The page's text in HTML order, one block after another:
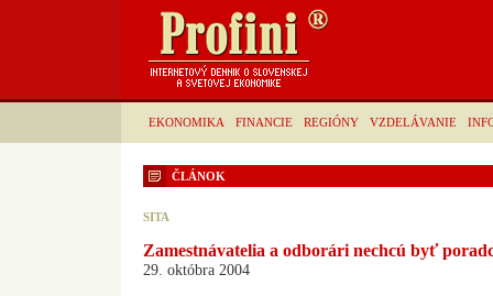
EKONOMIKA FINANCIE REGIÓNY VZDELÁVANIE
ČLÁNOK
SITA
Zamestnávatelia a odborári nechcú byť
29. októbra 2004